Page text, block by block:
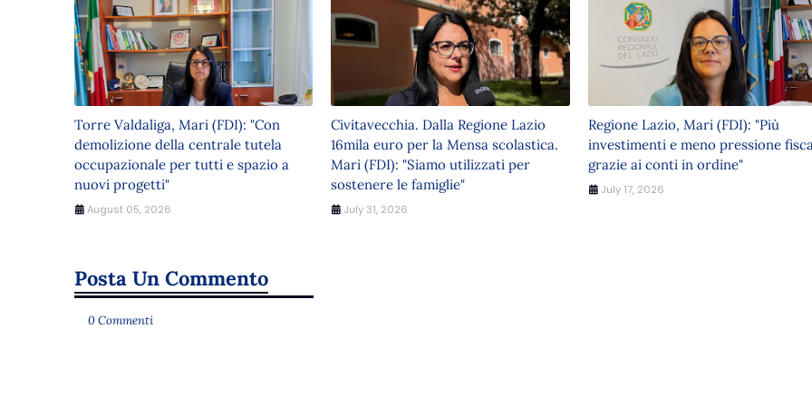
Torre Valdaliga, Mari (FDI): "Con
demolizione della centrale tutela
occupazionale per tutti e spazio a
nuovi progetti"
August 05, 2026
Civitavecchia. Dalla Regione Lazio
16mila euro per la Mensa scolastica.
Mari (FDI): "Siamo utilizzati per
sostenere le famiglie"
July 31, 2026
Regione Lazio, Mari (FDI): "Più
investimenti e meno pressione
grazie ai conti in ordine"
July 17, 2026
Posta Un Commento
0 Commenti